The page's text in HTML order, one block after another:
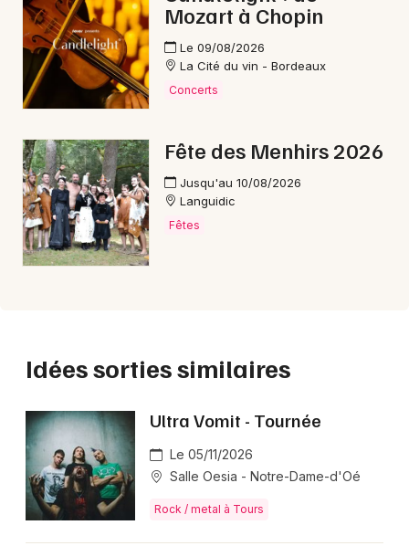
Mozart à Chopin
Le 09/08/2026
La Cité du vin - Bordeaux
Concerts
Fête des Menhirs 2026
Jusqu'au 10/08/2026
Languidic
Fêtes
Idées sorties similaires
Ultra Vomit - Tournée
Le 05/11/2026
Salle Oesia - Notre-Dame-d'Oé
Rock / metal à Tours